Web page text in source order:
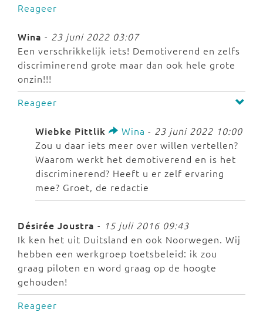
Reageer
Wina - 23 juni 2022 03:07
Een verschrikkelijk iets! Demotiverend en zelfs
discriminerend grote maar dan ook hele grote
onzin!!!
Reageer
Wiebke Pittlik Wina - 23 juni 2022 10:00
Zou u daar iets meer over willen vertellen?
Waarom werkt het demotiverend en is het
discriminerend? Heeft u er zelf ervaring
mee? Groet, de redactie
Désirée Joustra - 15 juli 2016 09:43
Ik ken het uit Duitsland en ook Noorwegen. Wij
hebben een werkgroep toetsbeleid: ik zou
graag piloten en word graag op de hoogte
gehouden!
Reageer